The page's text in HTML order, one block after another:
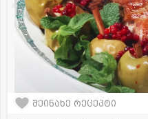
შეინახე რეცეპტი